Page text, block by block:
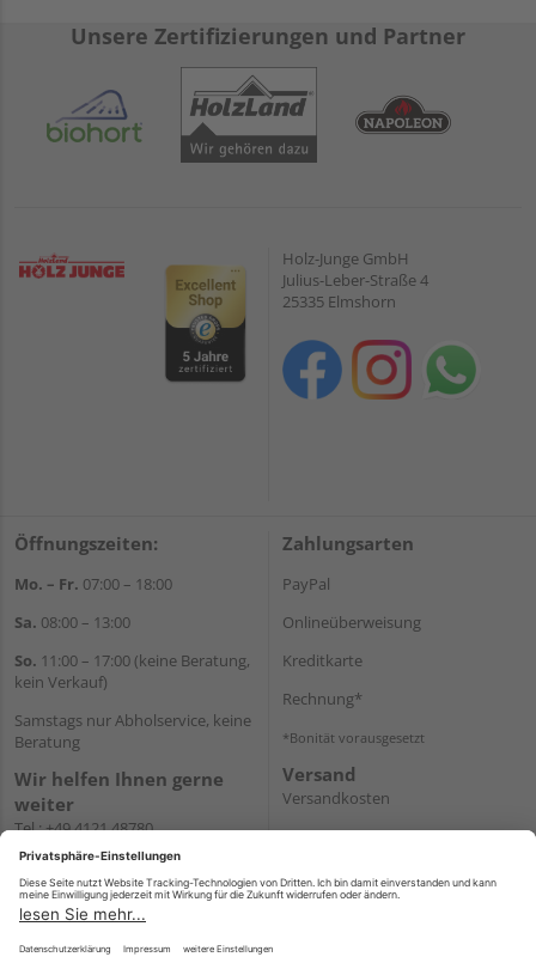
Unsere Zertifizierungen und Partner
Holz-Junge GmbH
Julius-Leber-Straße 4
25335 Elmshorn
Öffnungszeiten:
Mo. – Fr. 07:00 – 18:00
Sa. 08:00 – 13:00
So. 11:00 – 17:00 (keine Beratung,
kein Verkauf)
Samstags nur Abholservice, keine
Beratung
Wir helfen Ihnen gerne
weiter
Tel.:+49 4121 48780
E-Mail:onlineshop@holz-
WhatsApp
Zahlungsarten
PayPal
Onlineüberweisung
Kreditkarte
Rechnung*
*Bonität vorausgesetzt
Versand
Versandkosten